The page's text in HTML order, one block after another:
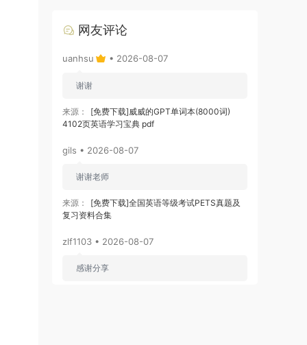
网友评论
uanhsu • 2026-08-07
谢谢
来源：
[免费下载]威威的GPT单词本(8000词)
4102页英语学习宝典 pdf
gils • 2026-08-07
谢谢老师
来源：
[免费下载]全国英语等级考试PETS真题及
复习资料合集
zlf1103 • 2026-08-07
感谢分享